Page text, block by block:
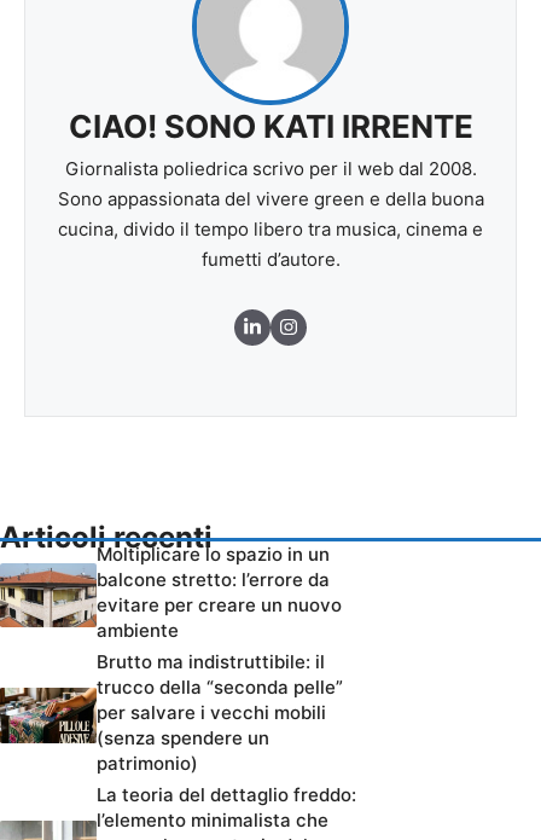
CIAO! SONO KATI IRRENTE
Giornalista poliedrica scrivo per il web dal 2008.
Sono appassionata del vivere green e della buona
cucina, divido il tempo libero tra musica, cinema e
fumetti d’autore.
Articoli recenti
Moltiplicare lo spazio in un
balcone stretto: l’errore da
evitare per creare un nuovo
ambiente
Brutto ma indistruttibile: il
trucco della “seconda pelle”
per salvare i vecchi mobili
(senza spendere un
patrimonio)
La teoria del dettaglio freddo:
l’elemento minimalista che